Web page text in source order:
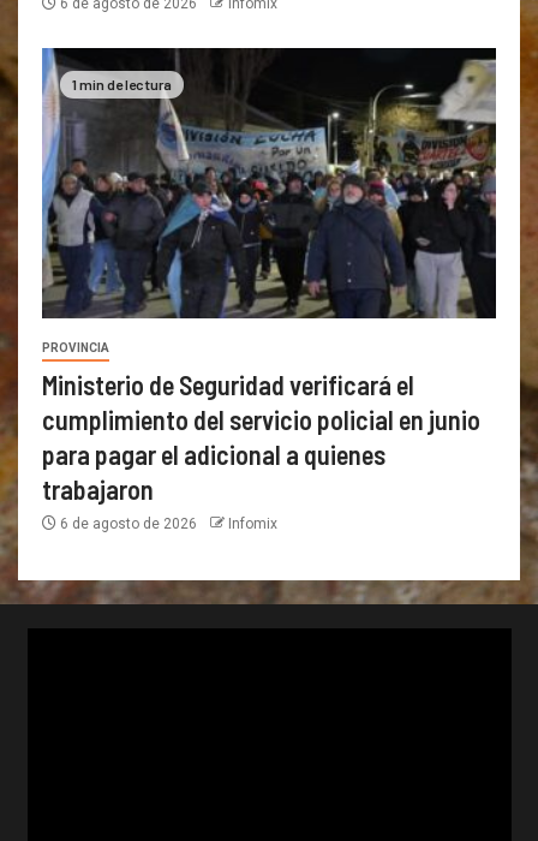
6 de agosto de 2026 Infomix
1 min de lectura
PROVINCIA
Ministerio de Seguridad verificará el
cumplimiento del servicio policial en junio
para pagar el adicional a quienes
trabajaron
6 de agosto de 2026 Infomix